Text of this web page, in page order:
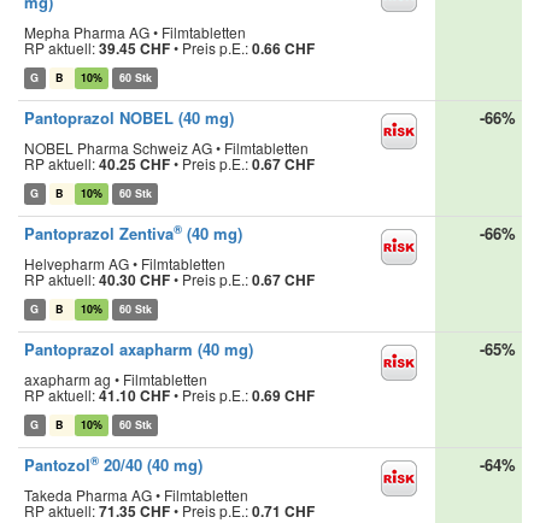
Mepha Pharma AG • Filmtabletten
RP aktuell:39.45 CHF• Preis p.E.:0.66 CHF
G B 10% 60 Stk
Pantoprazol NOBEL (40 mg)
NOBEL Pharma Schweiz AG • Filmtabletten
RP aktuell:40.25 CHF• Preis p.E.:0.67 CHF
G B 10% 60 Stk
-66%
Pantoprazol Zentiva® (40 mg)
Helvepharm AG • Filmtabletten
RP aktuell:40.30 CHF• Preis p.E.:0.67 CHF
G B 10% 60 Stk
-66%
Pantoprazol axapharm (40 mg)
axapharm ag • Filmtabletten
RP aktuell:41.10 CHF• Preis p.E.:0.69 CHF
G B 10% 60 Stk
-65%
Pantozol® 20/40 (40 mg)
Takeda Pharma AG • Filmtabletten
RP aktuell:71.35 CHF• Preis p.E.:0.71 CHF
-64%